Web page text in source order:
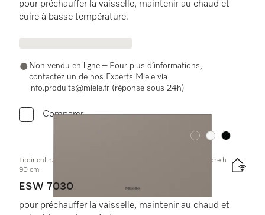
pour préchauffer la vaisselle, maintenir au chaud et
cuire à basse température.
Non vendu en ligne – Pour plus d’informations,
contactez un de nos Experts Miele via
info.produits@miele.fr (réponse sous 24h)
Comparer
Couleurs
CouleursCouleurs
Tiroir culinaire Gourmet sans poignée, hauteur 32 cm pour niche h
90 cm
ESW 7030
pour préchauffer la vaisselle, maintenir au chaud et